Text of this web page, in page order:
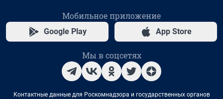
Мобильное приложение
Google Play App Store
Мы в соцсетях
Контактные данные для Роскомнадзора и государственных органов